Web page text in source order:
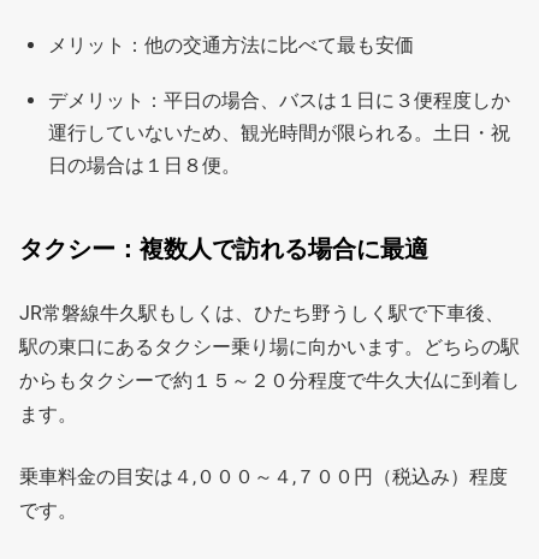
メリット：他の交通方法に比べて最も安価
デメリット：平日の場合、バスは１日に３便程度しか
運行していないため、観光時間が限られる。土日・祝
日の場合は１日８便。
タクシー：複数人で訪れる場合に最適
JR常磐線牛久駅もしくは、ひたち野うしく駅で下車後、
駅の東口にあるタクシー乗り場に向かいます。どちらの駅
からもタクシーで約１５～２０分程度で牛久大仏に到着し
ます。
乗車料金の目安は４,０００～４,７００円（税込み）程度
です。